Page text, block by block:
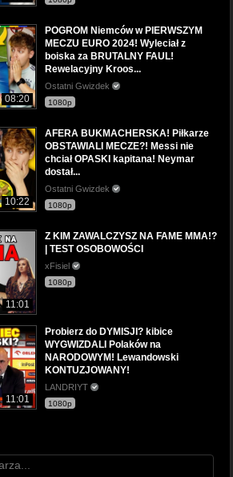
08:20
POGROM Niemców w PIERWSZYM
MECZU EURO 2024! Wyleciał z
boiska za BRUTALNY FAUL!
Rewelacyjny Kroos...
Ostatni Gwizdek
1080p
10:22
AFERA BUKMACHERSKA! Piłkarze
OBSTAWIALI MECZE?! Messi nie
chciał OPASKI kapitana! Neymar
dostał...
Ostatni Gwizdek
1080p
11:01
Z KIM ZAWALCZYSZ NA FAME MMA!?
| TEST OSOBOWOŚCI
xFisiel
1080p
11:01
Probierz do DYMISJI? kibice
WYGWIZDALI Polaków na
NARODOWYM! Lewandowski
KONTUZJOWANY!
LANDRIYT
1080p